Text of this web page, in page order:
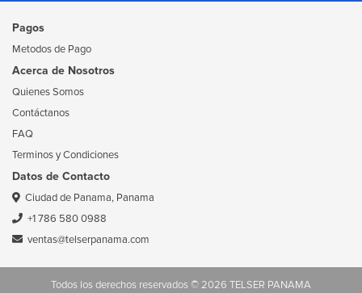
Pagos
Metodos de Pago
Acerca de Nosotros
Quienes Somos
Contáctanos
FAQ
Terminos y Condiciones
Datos de Contacto
Ciudad de Panama, Panama
+1 786 580 0988
ventas@telserpanama.com
Todos los derechos reservados © 2026 TELSER PANAMA